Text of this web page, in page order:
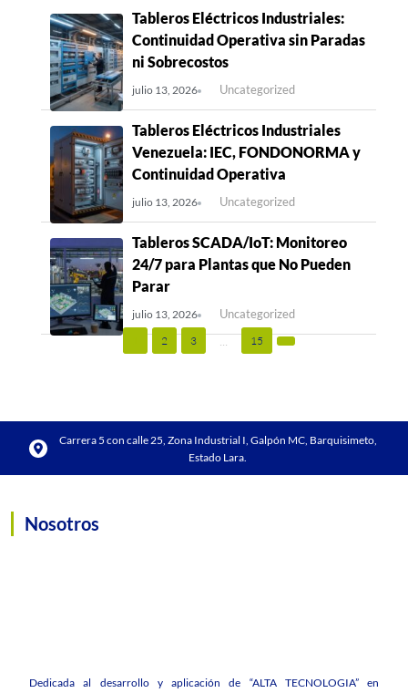
Tableros Eléctricos Industriales:
Continuidad Operativa sin Paradas
ni Sobrecostos
julio 13, 2026 Uncategorized
Tableros Eléctricos Industriales
Venezuela: IEC, FONDONORMA y
Continuidad Operativa
julio 13, 2026 Uncategorized
Tableros SCADA/IoT: Monitoreo
24/7 para Plantas que No Pueden
Parar
julio 13, 2026 Uncategorized
2 3 ... 15
Carrera 5 con calle 25, Zona Industrial I, Galpón MC, Barquisimeto,
Estado Lara.
Nosotros
Dedicada al desarrollo y aplicación de “ALTA TECNOLOGIA” en